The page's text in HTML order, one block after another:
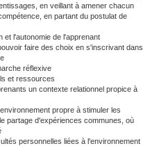
en veillant à amener chacun
en partant du postulat de
et l'autonomie de l'apprenant
faire des choix en s'inscrivant dans
réflexive
et ressources
un contexte relationnel propice à
propre à stimuler les
partage d'expériences communes, où
personnelles liées à l'environnement